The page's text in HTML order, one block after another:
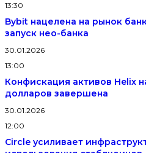
13:30
Bybit нацелена на рынок
запуск нео-банка
30.01.2026
13:00
Конфискация активов Helix
долларов завершена
30.01.2026
12:00
Circle усиливает